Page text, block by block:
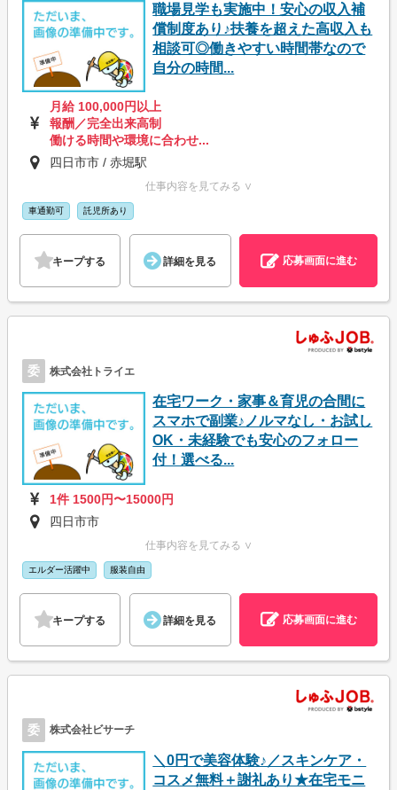
職場見学も実施中！安心の収入補
償制度あり♪扶養を超えた高収入も
相談可◎働きやすい時間帯なので
自分の時間...
月給 100,000円以上
報酬／完全出来高制
働ける時間や環境に合わせ...
四日市市 / 赤堀駅
仕事内容を見てみる ∨
車通勤可 託児所あり
キープする 詳細を見る 応募画面に進む
委 株式会社トライエ
在宅ワーク・家事＆育児の合間に
スマホで副業♪ノルマなし・お試し
OK・未経験でも安心のフォロー
付！選べる...
1件 1500円〜15000円
四日市市
仕事内容を見てみる ∨
エルダー活躍中 服装自由
キープする 詳細を見る 応募画面に進む
委 株式会社ビサーチ
＼0円で美容体験♪／スキンケア・
コスメ無料＋謝礼あり★在宅モニ